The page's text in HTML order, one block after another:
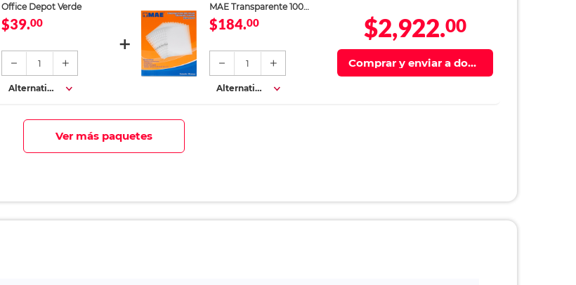
Office Depot Verde
$39.00
1
Alternativa
MAE Transparente 100
piezas
$184.00
1
Alternativa
$2,922.00
Comprar y enviar a domi
Ver más paquetes